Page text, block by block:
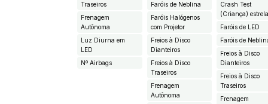
Traseiros
Frenagem
Autônoma
Luz Diurna em
LED
Nº Airbags
Faróis de Neblina
Faróis Halógenos
com Projetor
Freios à Disco
Dianteiros
Freios à Disco
Traseiros
Frenagem
Autônoma
Crash Test
(Criança)
Faróis de LED
Faróis de
Freios à Disco
Dianteiros
Freios à Disco
Traseiros
Frenagem